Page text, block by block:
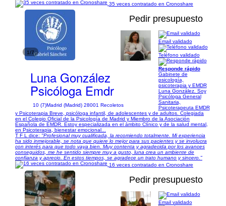
35 veces contratado en Cronoshare
1/7
Pedir presupuesto
Luna González
Psicóloga Emdr
10 (7)Madrid (Madrid) 28001 Recoletos
Email validado
Teléfono validado
Responde rápido
Gabinete de
psicología,
psicoterapia y EMDR
Luna González. Soy
Psicóloga General
Sanitaria,
Psicoterapeuta EMDR
y Psicoterapia Breve, psicóloga infantil, de adolescentes y de adultos. Colegiada
en el Colegio Oficial de la Psicología de Madrid y Miembro de la Asociación
Española de EMDR. Estoy especializada en el ámbito Clínico y de la salud mental,
en Psicoterapia, bienestar emocional...
T F L dice: "Profesional muy cualificada, la recomiendo totalmente. Mi experiencia
ha sido inmejorable, se nota que quiere lo mejor para sus pacientes y se involucra
con interés para que todo vaya bien. Muy contenta y agradecida por los avances
conseguidos, me he sentido siempre muy a gusto, luna crea un ambiente de
confianza y aprecio. En estos tiempos, se agradece un trato humano y sincero."
16 veces contratado en Cronoshare
Pedir presupuesto
Email validado